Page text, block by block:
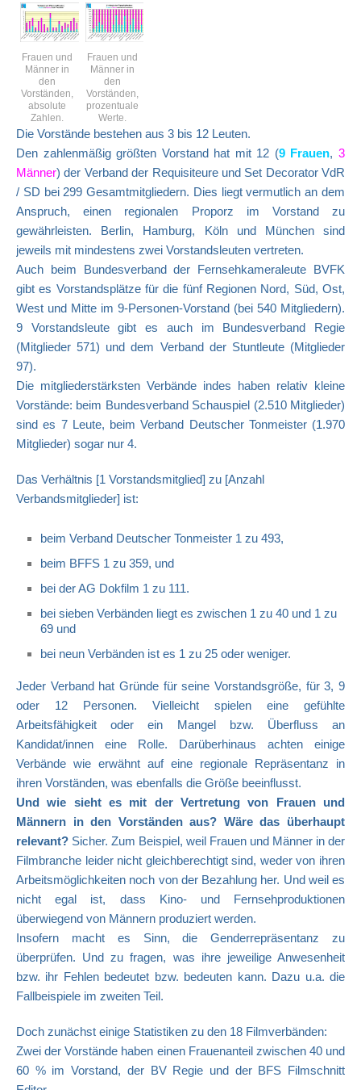
Frauen und
Männer in
den
Vorständen,
absolute
Zahlen.
Frauen und
Männer in
den
Vorständen,
prozentuale
Werte.
Die Vorstände bestehen aus 3 bis 12 Leuten.
Den zahlenmäßig größten Vorstand hat mit 12 (9 Frauen,3
Männer) der Verband der Requisiteure und Set Decorator VdR
/ SD bei 299 Gesamtmitgliedern. Dies liegt vermutlich an dem
Anspruch, einen regionalen Proporz im Vorstand zu
gewährleisten. Berlin, Hamburg, Köln und München sind
jeweils mit mindestens zwei Vorstandsleuten vertreten.
Auch beim Bundesverband der Fernsehkameraleute BVFK
gibt es Vorstandsplätze für die fünf Regionen Nord, Süd, Ost,
West und Mitte im 9-Personen-Vorstand (bei 540 Mitgliedern).
9 Vorstandsleute gibt es auch im Bundesverband Regie
(Mitglieder 571) und dem Verband der Stuntleute (Mitglieder
97).
Die mitgliederstärksten Verbände indes haben relativ kleine
Vorstände: beim Bundesverband Schauspiel (2.510 Mitglieder)
sind es 7 Leute, beim Verband Deutscher Tonmeister (1.970
Mitglieder) sogar nur 4.
Das Verhältnis [1 Vorstandsmitglied] zu [Anzahl
Verbandsmitglieder] ist:
beim Verband Deutscher Tonmeister 1 zu 493,
beim BFFS 1 zu 359, und
bei der AG Dokfilm 1 zu 111.
bei sieben Verbänden liegt es zwischen 1 zu 40 und 1 zu
69 und
bei neun Verbänden ist es 1 zu 25 oder weniger.
Jeder Verband hat Gründe für seine Vorstandsgröße, für 3, 9
oder 12 Personen. Vielleicht spielen eine gefühlte
Arbeitsfähigkeit oder ein Mangel bzw. Überfluss an
Kandidat/innen eine Rolle. Darüberhinaus achten einige
Verbände wie erwähnt auf eine regionale Repräsentanz in
ihren Vorständen, was ebenfalls die Größe beeinflusst.
Und wie sieht es mit der Vertretung von Frauen und
Männern in den Vorständen aus? Wäre das überhaupt
relevant? Sicher. Zum Beispiel, weil Frauen und Männer in der
Filmbranche leider nicht gleichberechtigt sind, weder von ihren
Arbeitsmöglichkeiten noch von der Bezahlung her. Und weil es
nicht egal ist, dass Kino- und Fernsehproduktionen
überwiegend von Männern produziert werden.
Insofern macht es Sinn, die Genderrepräsentanz zu
überprüfen. Und zu fragen, was ihre jeweilige Anwesenheit
bzw. ihr Fehlen bedeutet bzw. bedeuten kann. Dazu u.a. die
Fallbeispiele im zweiten Teil.
Doch zunächst einige Statistiken zu den 18 Filmverbänden:
Zwei der Vorstände haben einen Frauenanteil zwischen 40 und
60 % im Vorstand, der BV Regie und der BFS Filmschnitt